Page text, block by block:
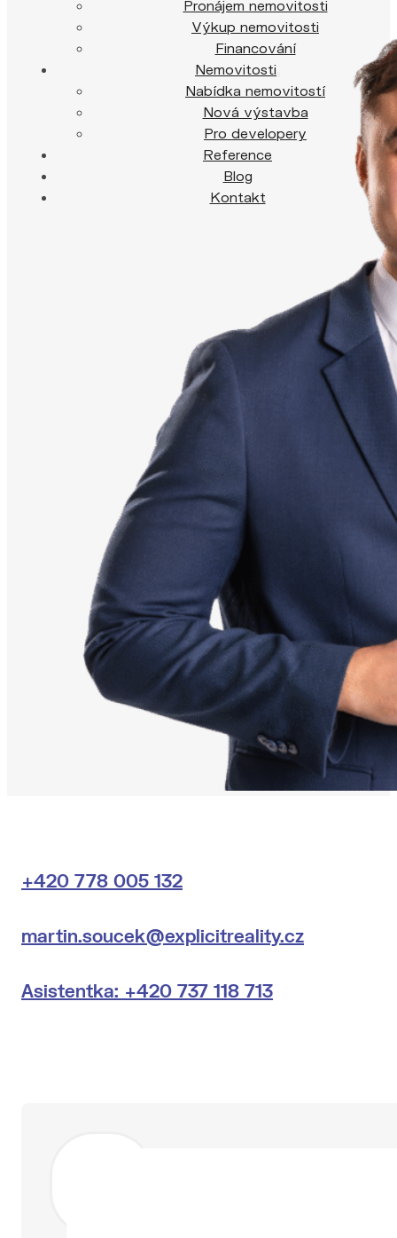
Pronájem nemovitosti
Výkup nemovitosti
Financování
Nemovitosti
Nabídka nemovitostí
Nová výstavba
Pro developery
Reference
Blog
Kontakt
+420 778 005 132
martin.soucek@explicitreality.cz
Asistentka: +420 737 118 713